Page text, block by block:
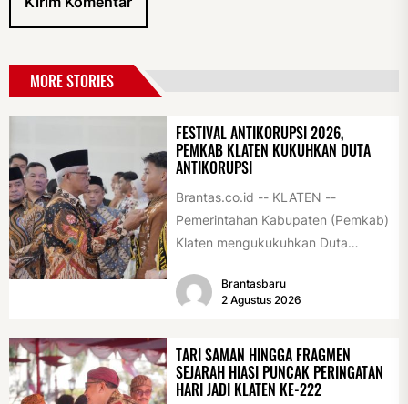
MORE STORIES
FESTIVAL ANTIKORUPSI 2026,
PEMKAB KLATEN KUKUHKAN DUTA
ANTIKORUPSI
Brantas.co.id -- KLATEN --
Pemerintahan Kabupaten (Pemkab)
Klaten mengukukuhkan Duta
pelajar dan pemuda. Pengukuhan
tersebut digelar...
Brantasbaru
2 Agustus 2026
TARI SAMAN HINGGA FRAGMEN
SEJARAH HIASI PUNCAK PERINGATAN
HARI JADI KLATEN KE-222